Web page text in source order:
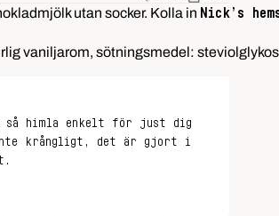
utan socker. Kolla in Nick’s
vaniljarom, sötningsmedel:
så himla enkelt för just dig
krångligt, det är gjort i